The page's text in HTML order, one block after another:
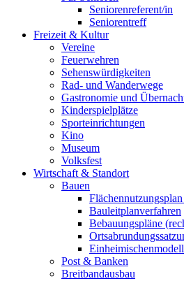
Seniorenreferent/in
Seniorentreff
Freizeit & Kultur
Vereine
Feuerwehren
Sehenswürdigkeiten
Rad- und Wanderwege
Gastronomie und
Kinderspielplätze
Sporteinrichtungen
Kino
Museum
Volksfest
Wirtschaft & Standort
Bauen
Bauleitplanverfahren
Bebauungspläne
Einheimischenmodell
Post & Banken
Breitbandausbau